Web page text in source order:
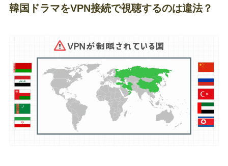
韓国ドラマをVPN接続で視聴するのは違法？